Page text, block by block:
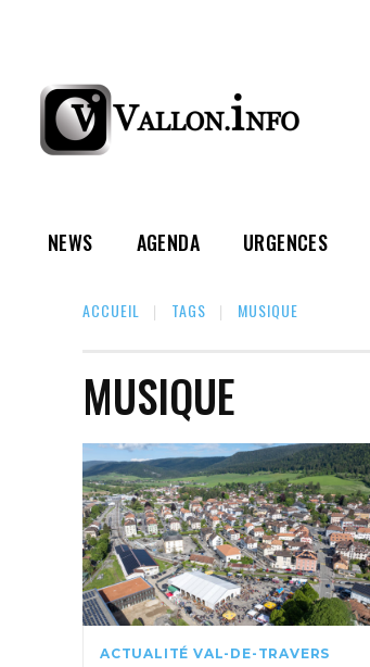
NEWS AGENDA URGENCES
ACCUEIL TAGS MUSIQUE
MUSIQUE
ACTUALITÉ VAL-DE-TRAVERS